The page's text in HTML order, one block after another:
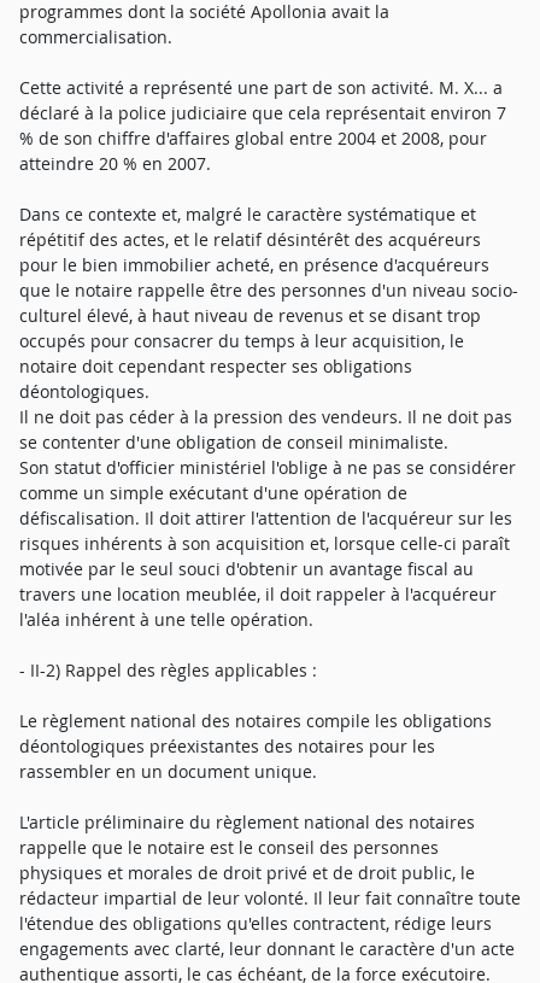
programmes dont la société Apollonia avait la
commercialisation.
Cette activité a représenté une part de son activité. M. X... a
déclaré à la police judiciaire que cela représentait environ 7
% de son chiffre d'affaires global entre 2004 et 2008, pour
atteindre 20 % en 2007.
Dans ce contexte et, malgré le caractère systématique et
répétitif des actes, et le relatif désintérêt des acquéreurs
pour le bien immobilier acheté, en présence d'acquéreurs
que le notaire rappelle être des personnes d'un niveau socio-
culturel élevé, à haut niveau de revenus et se disant trop
occupés pour consacrer du temps à leur acquisition, le
notaire doit cependant respecter ses obligations
déontologiques.
Il ne doit pas céder à la pression des vendeurs. Il ne doit pas
se contenter d'une obligation de conseil minimaliste.
Son statut d'officier ministériel l'oblige à ne pas se considérer
comme un simple exécutant d'une opération de
défiscalisation. Il doit attirer l'attention de l'acquéreur sur les
risques inhérents à son acquisition et, lorsque celle-ci paraît
motivée par le seul souci d'obtenir un avantage fiscal au
travers une location meublée, il doit rappeler à l'acquéreur
l'aléa inhérent à une telle opération.
- II-2) Rappel des règles applicables :
Le règlement national des notaires compile les obligations
déontologiques préexistantes des notaires pour les
rassembler en un document unique.
L'article préliminaire du règlement national des notaires
rappelle que le notaire est le conseil des personnes
physiques et morales de droit privé et de droit public, le
rédacteur impartial de leur volonté. Il leur fait connaître toute
l'étendue des obligations qu'elles contractent, rédige leurs
engagements avec clarté, leur donnant le caractère d'un acte
authentique assorti, le cas échéant, de la force exécutoire.